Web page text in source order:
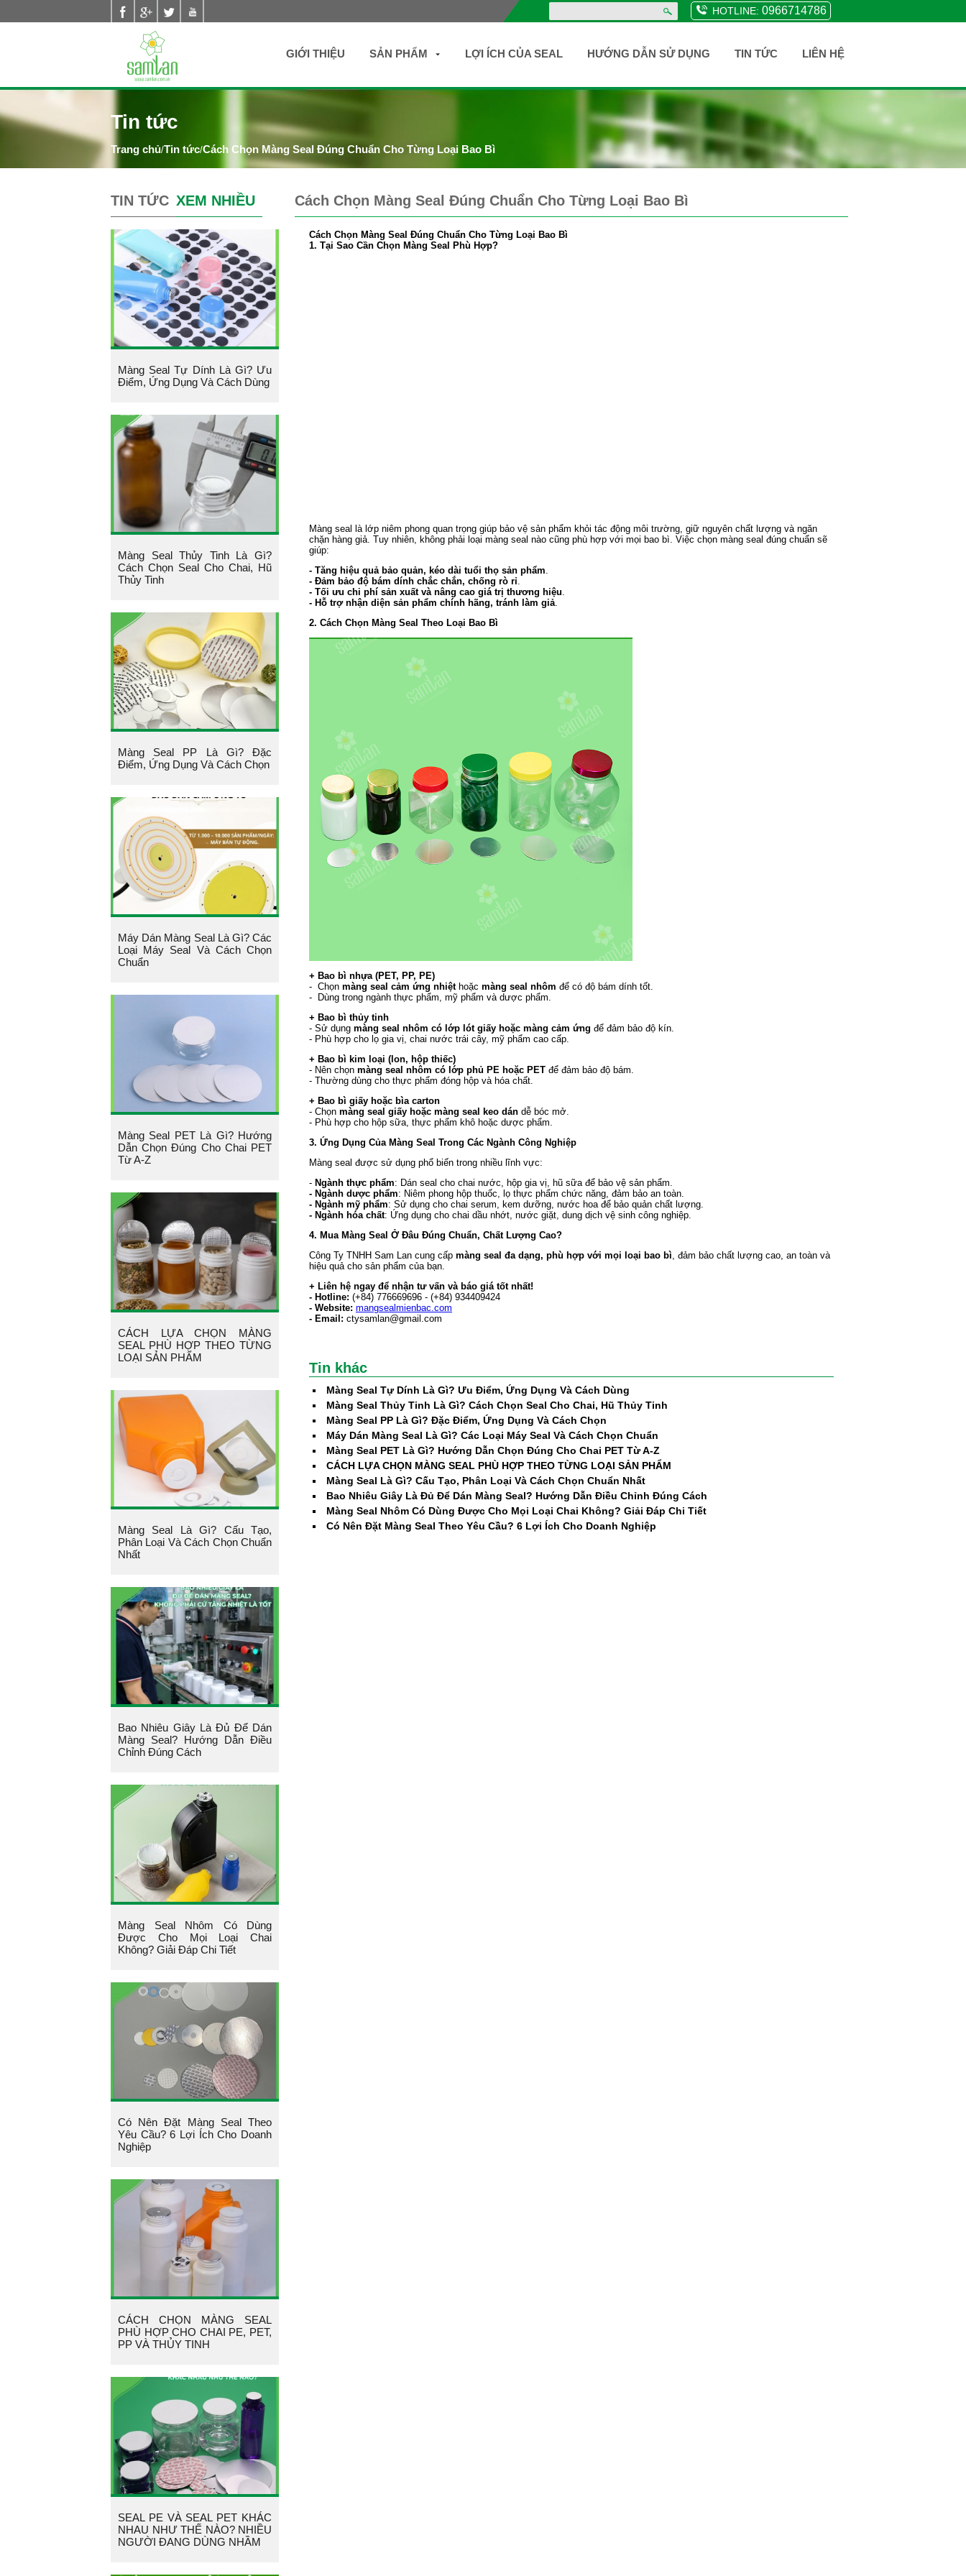
HOTLINE: 0966714786
GIỚI THIỆU SẢN PHẨM LỢI ÍCH CỦA SEAL HƯỚNG DẪN SỬ DỤNG TIN TỨC LIÊN HỆ
Tin tức
/Tin tức/Cách Chọn Màng Seal Đúng Chuẩn Cho Từng Loại Bao Bì
TIN TỨC XEM NHIỀU
Màng Seal Tự Dính Là Gì? Ưu
Điểm, Ứng Dụng Và Cách Dùng
Màng Seal Thủy Tinh Là Gì?
Cách Chọn Seal Cho Chai, Hũ
Thủy Tinh
Màng Seal PP Là Gì? Đặc
Điểm, Ứng Dụng Và Cách Chọn
Máy Dán Màng Seal Là Gì? Các
Loại Máy Seal Và Cách Chọn
Chuẩn
Màng Seal PET Là Gì? Hướng
Dẫn Chọn Đúng Cho Chai PET
Từ A-Z
CÁCH LỰA CHỌN MÀNG
SEAL PHÙ HỢP THEO TỪNG
LOẠI SẢN PHẨM
Màng Seal Là Gì? Cấu Tạo,
Phân Loại Và Cách Chọn Chuẩn
Nhất
Bao Nhiêu Giây Là Đủ Để Dán
Màng Seal? Hướng Dẫn Điều
Chỉnh Đúng Cách
Màng Seal Nhôm Có Dùng
Được Cho Mọi Loại Chai
Không? Giải Đáp Chi Tiết
Có Nên Đặt Màng Seal Theo
Yêu Cầu? 6 Lợi Ích Cho Doanh
Nghiệp
CÁCH CHỌN MÀNG SEAL
PHÙ HỢP CHO CHAI PE, PET,
PP VÀ THỦY TINH
SEAL PE VÀ SEAL PET KHÁC
NHAU NHƯ THẾ NÀO? NHIỀU
NGƯỜI ĐANG DÙNG NHẦM
Cách Chọn Màng Seal Đúng Chuẩn Cho Từng Loại Bao Bì
Cách Chọn Màng Seal Đúng Chuẩn Cho Từng Loại Bao Bì
1. Tại Sao Cần Chọn Màng Seal Phù Hợp?
Màng seal là lớp niêm phong quan trọng giúp bảo vệ sản phẩm khỏi tác động môi trường, giữ nguyên chất lượng và ngăn
chặn hàng giả. Tuy nhiên, không phải loại màng seal nào cũng phù hợp với mọi bao bì. Việc chọn màng seal đúng chuẩn sẽ
giúp:
- Tăng hiệu quả bảo quản, kéo dài tuổi thọ sản phẩm.
- Đảm bảo độ bám dính chắc chắn, chống rò rỉ.
- Tối ưu chi phí sản xuất và nâng cao giá trị thương hiệu.
- Hỗ trợ nhận diện sản phẩm chính hãng, tránh làm giả.
2. Cách Chọn Màng Seal Theo Loại Bao Bì
+ Bao bì nhựa (PET, PP, PE)
- Chọn màng seal cảm ứng nhiệthoặc màng seal nhôm để có độ bám dính tốt.
- Dùng trong ngành thực phẩm, mỹ phẩm và dược phẩm.
+ Bao bì thủy tinh
- Sử dụng màng seal nhôm có lớp lót giấy hoặc màng cảm ứng để đảm bảo độ kín.
- Phù hợp cho lọ gia vị, chai nước trái cây, mỹ phẩm cao cấp.
+ Bao bì kim loại (lon, hộp thiếc)
- Nên chọn màng seal nhôm có lớp phủ PE hoặc PET để đảm bảo độ bám.
- Thường dùng cho thực phẩm đóng hộp và hóa chất.
+ Bao bì giấy hoặc bìa carton
- Chọn màng seal giấy hoặc màng seal keo dán dễ bóc mở.
- Phù hợp cho hộp sữa, thực phẩm khô hoặc dược phẩm.
3. Ứng Dụng Của Màng Seal Trong Các Ngành Công Nghiệp
Màng seal được sử dụng phổ biến trong nhiều lĩnh vực:
- Ngành thực phẩm: Dán seal cho chai nước, hộp gia vị, hũ sữa để bảo vệ sản phẩm.
- Ngành dược phẩm: Niêm phong hộp thuốc, lọ thực phẩm chức năng, đảm bảo an toàn.
- Ngành mỹ phẩm: Sử dụng cho chai serum, kem dưỡng, nước hoa để bảo quản chất lượng.
- Ngành hóa chất: Ứng dụng cho chai dầu nhớt, nước giặt, dung dịch vệ sinh công nghiệp.
4. Mua Màng Seal Ở Đâu Đúng Chuẩn, Chất Lượng Cao?
Công Ty TNHH Sam Lan cung cấp màng seal đa dạng, phù hợp với mọi loại bao bì, đảm bảo chất lượng cao, an toàn và
hiệu quả cho sản phẩm của bạn.
+ Liên hệ ngay để nhận tư vấn và báo giá tốt nhất!
- Hotline: (+84) 776669696 - (+84) 934409424
- Website: mangsealmienbac.com
- Email: ctysamlan@gmail.com
Tin khác
Màng Seal Tự Dính Là Gì? Ưu Điểm, Ứng Dụng Và Cách Dùng
Màng Seal Thủy Tinh Là Gì? Cách Chọn Seal Cho Chai, Hũ Thủy Tinh
Màng Seal PP Là Gì? Đặc Điểm, Ứng Dụng Và Cách Chọn
Máy Dán Màng Seal Là Gì? Các Loại Máy Seal Và Cách Chọn Chuẩn
Màng Seal PET Là Gì? Hướng Dẫn Chọn Đúng Cho Chai PET Từ A-Z
CÁCH LỰA CHỌN MÀNG SEAL PHÙ HỢP THEO TỪNG LOẠI SẢN PHẨM
Màng Seal Là Gì? Cấu Tạo, Phân Loại Và Cách Chọn Chuẩn Nhất
Bao Nhiêu Giây Là Đủ Để Dán Màng Seal? Hướng Dẫn Điều Chỉnh Đúng Cách
Màng Seal Nhôm Có Dùng Được Cho Mọi Loại Chai Không? Giải Đáp Chi Tiết
Có Nên Đặt Màng Seal Theo Yêu Cầu? 6 Lợi Ích Cho Doanh Nghiệp